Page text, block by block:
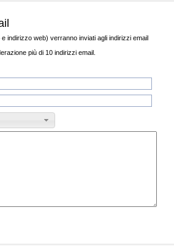
indirizzo web) verranno inviati agli indirizzi email
più di 10 indirizzi email.